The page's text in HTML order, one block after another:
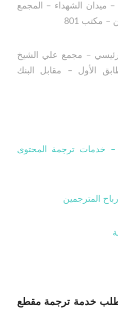
– ميدان الشهداء – المجمع
– مكتب 801
– مجمع علي الشيخ
الأول – مقابل البنك
– خدمات ترجمة المحتوى
المترجمين
خدمة ترجمة مقطع